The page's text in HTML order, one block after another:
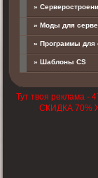
»
» Моды для
» Программы для
» Шаблоны CS
Тут твоя реклама -
СКИДКА 70%